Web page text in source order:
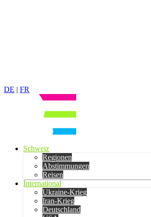
DE | FR
Schweiz
Regionen
Abstimmungen
Reisen
International
Ukraine-Krieg
Iran-Krieg
Deutschland